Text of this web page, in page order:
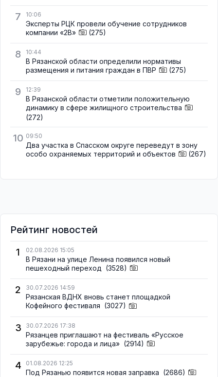
7 10:06
Эксперты РЦК провели обучение сотрудников
компании «2В»
(275)
8 10:44
В Рязанской области определили нормативы
размещения и питания граждан в ПВР
(275)
9 12:39
В Рязанской области отметили положительную
динамику в сфере жилищного строительства
(272)
10 09:50
Два участка в Спасском округе переведут в зону
особо охраняемых территорий и объектов
(267)
Рейтинг новостей
1
02.08.2026 15:05
В Рязани на улице Ленина появился новый
пешеходный переход (3528)
2 30.07.2026 14:59
Рязанская ВДНХ вновь станет площадкой
Кофейного фестиваля (3027)
3 30.07.2026 17:38
Рязанцев приглашают на фестиваль «Русское
зарубежье: города и лица» (2914)
4 01.08.2026 12:25
Под Рязанью появится новая заправка (2686)